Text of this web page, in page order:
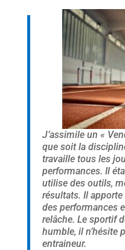
J’assimile un «
que soit la
travaille tous les
performances. Il
utilise des outils,
résultats. Il
des performances
relâche. Le sportif
humble, il n’hésite
entraineur.